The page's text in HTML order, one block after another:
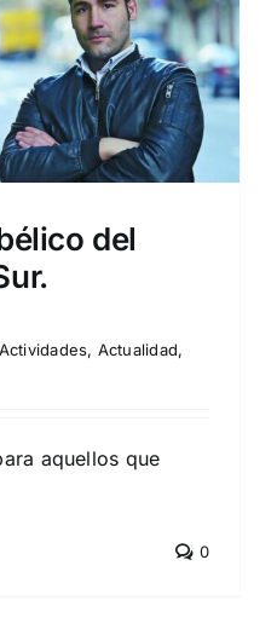
del
Actividades, Actualidad,
aquellos que
0